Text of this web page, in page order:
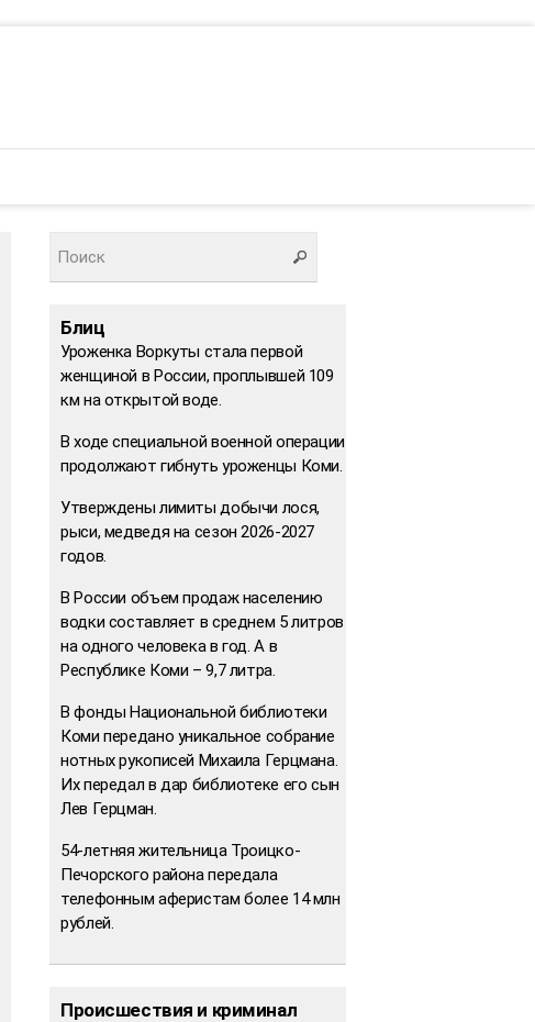
Блиц
Уроженка Воркуты стала первой
женщиной в России, проплывшей 109
км на открытой воде.
В ходе специальной военной операции
продолжают гибнуть уроженцы Коми.
Утверждены лимиты добычи лося,
рыси, медведя на сезон 2026-2027
годов.
В России объем продаж населению
водки составляет в среднем 5 литров
на одного человека в год. А в
Республике Коми – 9,7 литра.
В фонды Национальной библиотеки
Коми передано уникальное собрание
нотных рукописей Михаила Герцмана.
Их передал в дар библиотеке его сын
Лев Герцман.
54-летняя жительница Троицко-
Печорского района передала
телефонным аферистам более 14 млн
рублей.
Происшествия и криминал